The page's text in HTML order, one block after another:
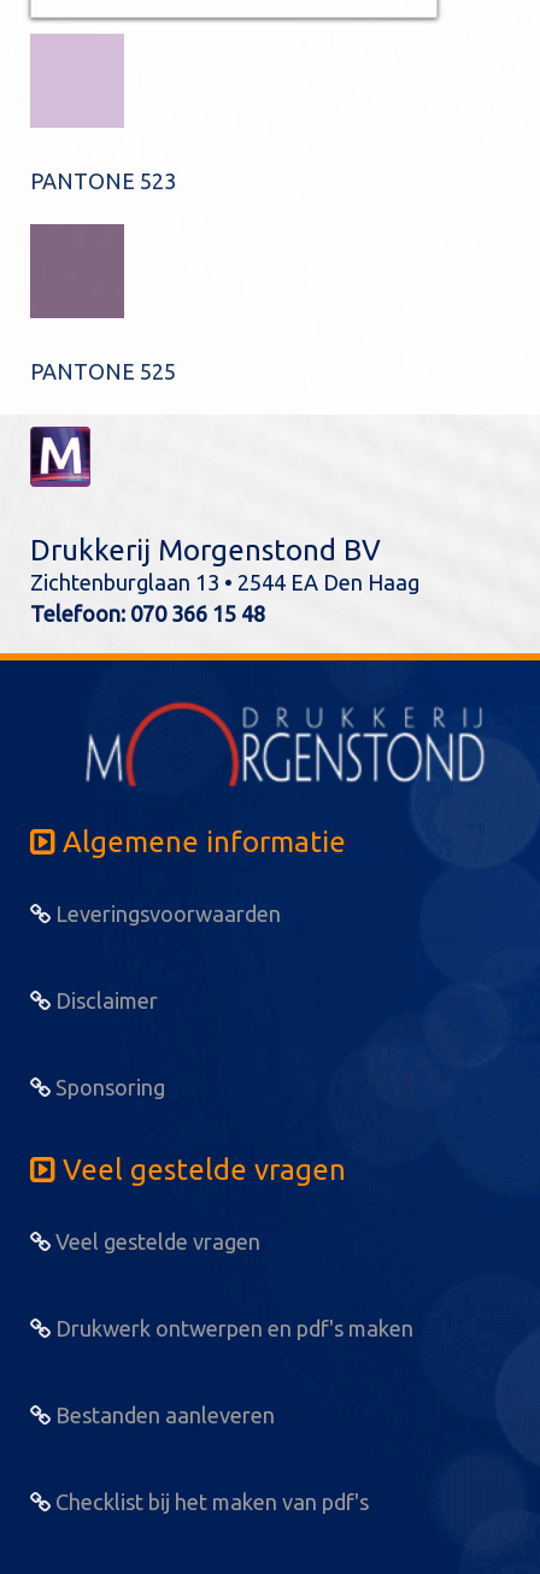
PANTONE 523
PANTONE 525
Drukkerij Morgenstond BV
Zichtenburglaan 13 • 2544 EA Den Haag
Telefoon: 070 366 15 48
Algemene informatie
Leveringsvoorwaarden
Disclaimer
Sponsoring
Veel gestelde vragen
Veel gestelde vragen
Drukwerk ontwerpen en pdf's maken
Bestanden aanleveren
Checklist bij het maken van pdf's